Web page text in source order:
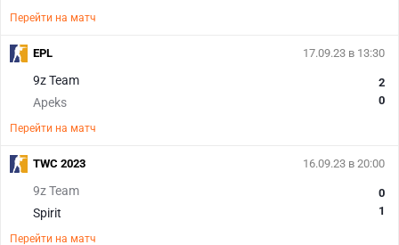
Перейти на матч
17.09.23 в 13:30
9z Team
Apeks
2
0
Перейти на матч
EPL
16.09.23 в 20:00
9z Team
Spirit
0
1
Перейти на матч
TWC 2023